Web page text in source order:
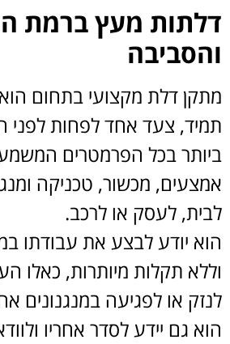
דלתות מעץ ברמת
והסביבה
מתקן דלת מקצועי בתחום
תמיד, צעד אחד לפחות לפני
ביותר בכל הפרמטרים
אמצעים, מכשור, טכניקה
לבית, לעסק או לרכב.
הוא יודע לבצע את עבודתו
וללא תקלות מיותרות, כאלו
לנזק או לפגיעה במנגנונים
הוא גם יידע לסדר אחריו